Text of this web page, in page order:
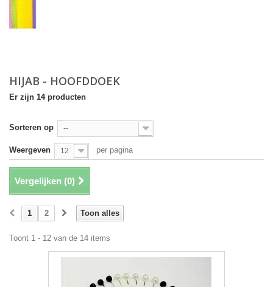
HIJAB - HOOFDDOEK
Er zijn 14 producten
Sorteren op --
Weergeven 12 per pagina
Vergelijken (0)
Toon alles
1 2
Toont 1 - 12 van de 14 items